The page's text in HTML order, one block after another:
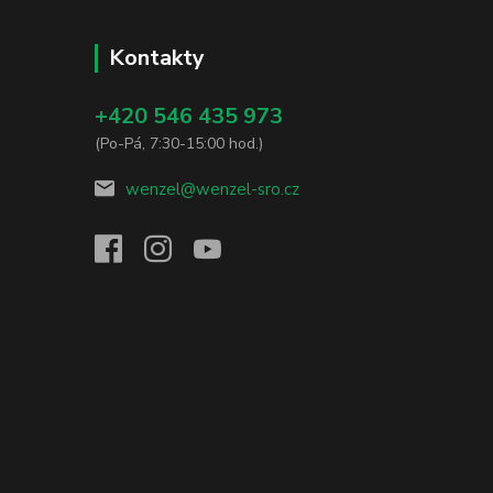
Kontakty
+420 546 435 973
(Po-Pá, 7:30-15:00 hod.)
wenzel@wenzel-sro.cz